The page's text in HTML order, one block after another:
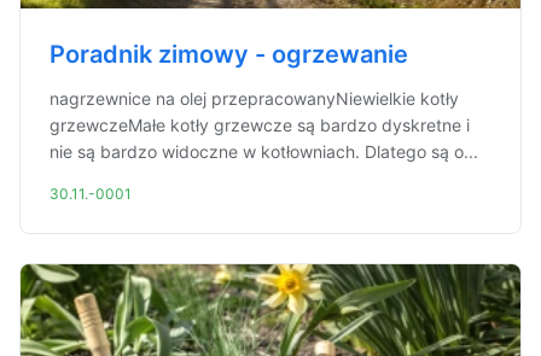
Poradnik zimowy - ogrzewanie
nagrzewnice na olej przepracowanyNiewielkie kotły
grzewczeMałe kotły grzewcze są bardzo dyskretne i
nie są bardzo widoczne w kotłowniach. Dlatego są o...
30.11.-0001